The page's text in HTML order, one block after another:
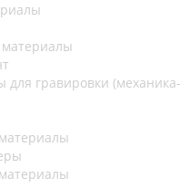
для гравировки (механика-